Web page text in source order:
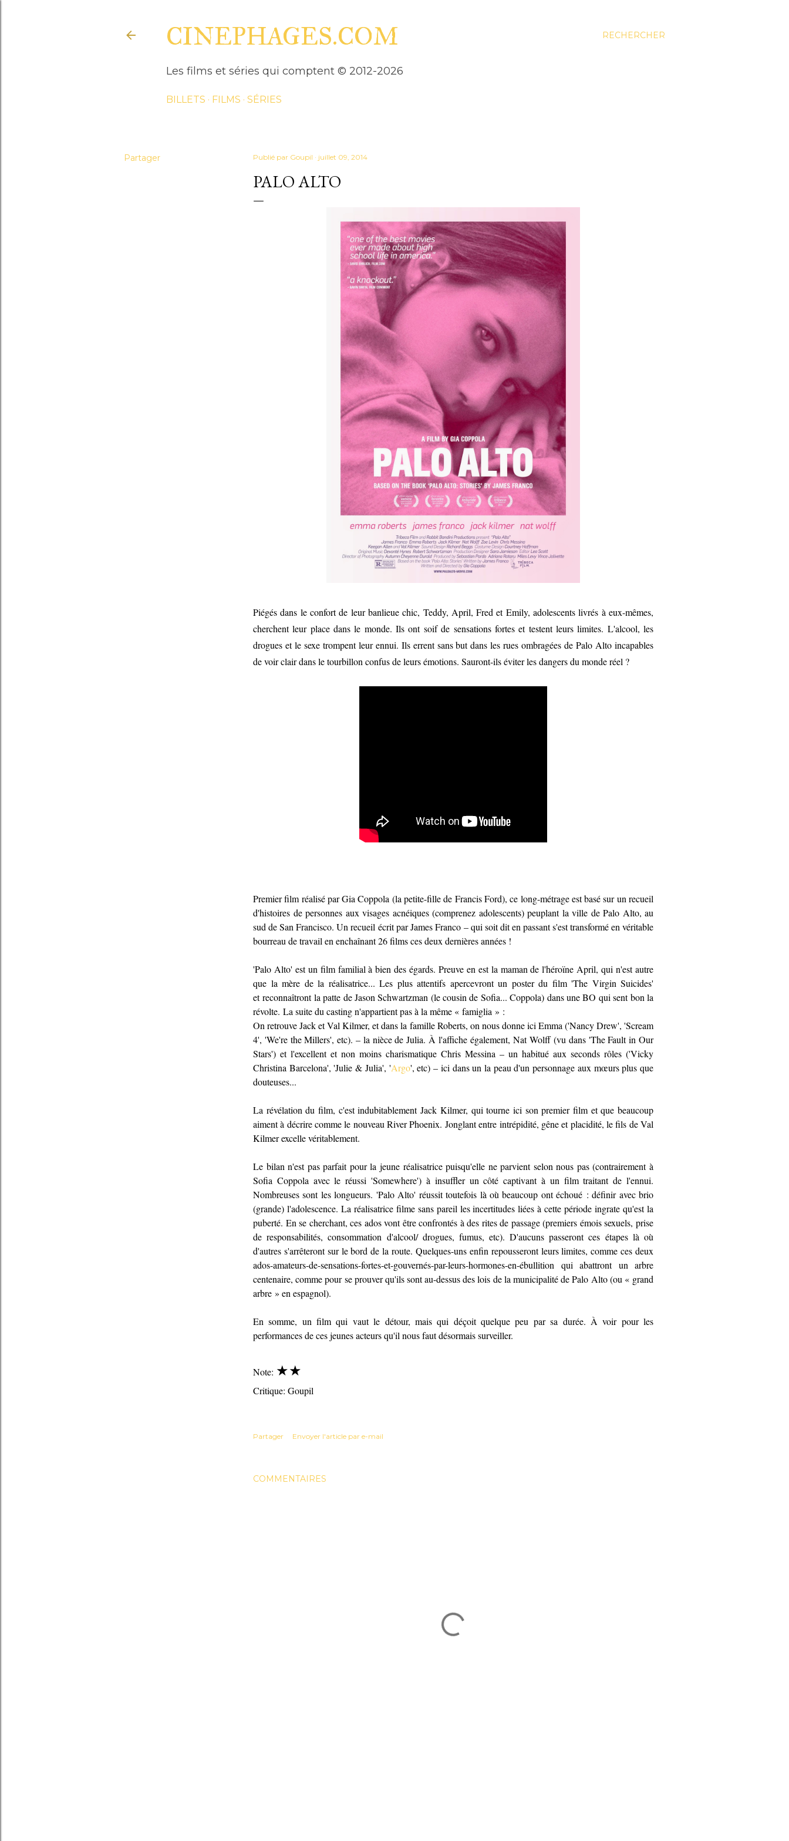
RECHERCHER
CINEPHAGES.COM
Les films et séries qui comptent © 2012-2026
BILLETS FILMS SÉRIES
Partager Publié par Goupil juillet 09, 2014
PALO ALTO
Piégés dans le confort de leur banlieue chic, Teddy, April, Fred et Emily, adolescents livrés à eux-mêmes,
cherchent leur place dans le monde. Ils ont soif de sensations fortes et testent leurs limites. L'alcool, les
drogues et le sexe trompent leur ennui. Ils errent sans but dans les rues ombragées de Palo Alto incapables
de voir clair dans le tourbillon confus de leurs émotions. Sauront-ils éviter les dangers du monde réel ?
Premier film réalisé parGia Coppola (la petite-fille de Francis Ford), ce long-métrage est basé sur un recueil
d'histoires de personnes aux visages acnéiques (comprenez adolescents) peuplantla ville de Palo Alto, au
sud de San Francisco. Un recueil écrit par James Franco – qui soit dit en passant s'est transformé en véritable
bourreau de travail en enchaînant 26 films ces deux dernières années !
'Palo Alto' est un film familial à bien des égards. Preuve en est la maman de l'héroïne April, qui n'est autre
que la mère de la réalisatrice... Les plus attentifs apercevront un poster du film 'The Virgin Suicides'
et reconnaîtront la patte de Jason Schwartzman (le cousin de Sofia... Coppola) dans une BO qui sent bon la
révolte. La suite du casting n'appartient pas à la même « famiglia » :
On retrouve Jack et Val Kilmer, et dans la famille Roberts, on nous donne ici Emma ('Nancy Drew', 'Scream
4', 'We're the Millers', etc). – la nièce de Julia. À l'affiche également,Nat Wolff (vu dans 'The Fault in Our
Stars') et l'excellent et non moins charismatique Chris Messina – un habitué aux seconds rôles ('Vicky
Christina Barcelona', 'Julie & Julia', 'Argo', etc) – ici dans un la peau d'un personnage aux mœurs plus que
douteuses...
La révélation du film, c'est indubitablement Jack Kilmer, qui tourne ici son premier film et que beaucoup
aiment à décrire comme le nouveau River Phoenix. Jonglant entre intrépidité, gêne et placidité, le fils de Val
Kilmer excelle véritablement.
Le bilan n'est pas parfait pour la jeune réalisatrice puisqu'elle ne parvient selon nous pas (contrairement à
Sofia Coppola avec le réussi 'Somewhere') à insuffler un côté captivant à un film traitant de l'ennui.
Nombreuses sont les longueurs. 'Palo Alto' réussit toutefois là où beaucoup ont échoué : définir avec brio
(grande) l'adolescence. La réalisatrice filme sans pareil les incertitudes liées à cette période ingrate qu'est la
puberté. En se cherchant, ces ados vont être confrontés à des rites de passage (premiers émois sexuels, prise
de responsabilités, consommation d'alcool/ drogues, fumus, etc). D'aucuns passeront ces étapes là où
d'autres s'arrêteront sur le bord de la route. Quelques-uns enfin repousseront leurs limites, comme ces deux
ados-amateurs-de-sensations-fortes-et-gouvernés-par-leurs-hormones-en-ébullition qui abattront un arbre
centenaire, comme pour se prouver qu'ils sont au-dessus des lois de la municipalité de Palo Alto (ou « grand
arbre » en espagnol).
En somme, un film qui vaut le détour, mais qui déçoit quelque peu par sa durée. À voir pour les
performances de ces jeunes acteurs qu'il nous faut désormais surveiller.
Note: ★★
Critique: Goupil
Partager Envoyer l'article par e-mail
COMMENTAIRES